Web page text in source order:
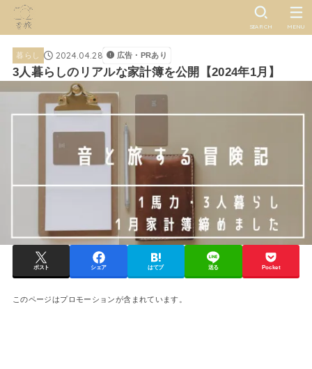
SEARCH MENU
暮らし 2024.04.28 広告・PRあり
3人暮らしのリアルな家計簿を公開【2024年1月】
ポスト シェア はてブ 送る Pocket
このページはプロモーションが含まれています。